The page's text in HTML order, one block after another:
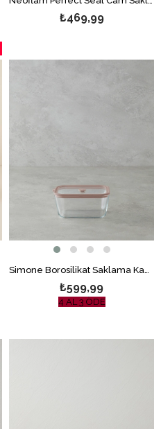
₺469,99
Simone Borosilikat Saklama Kabı Açık Pembe
₺599,99
4 AL 3 ÖDE